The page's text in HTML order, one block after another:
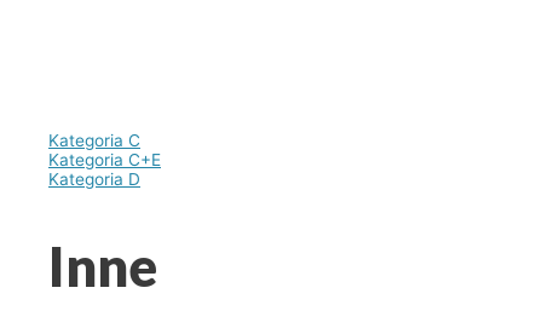
Kategoria C
Kategoria C+E
Kategoria D
Inne